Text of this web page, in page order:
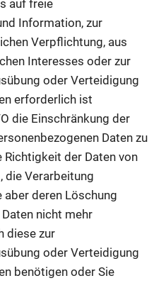
auf freie
Information, zur
Verpflichtung, aus
Interesses oder zur
oder Verteidigung
erforderlich ist
die Einschränkung der
Daten zu
Richtigkeit der Daten von
die Verarbeitung
deren Löschung
nicht mehr
diese zur
oder Verteidigung
benötigen oder Sie